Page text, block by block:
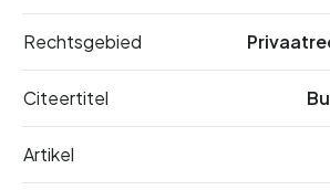
Rechtsgebied
Citeertitel
Artikel